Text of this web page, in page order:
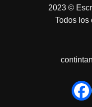
2023 ©
Todos los